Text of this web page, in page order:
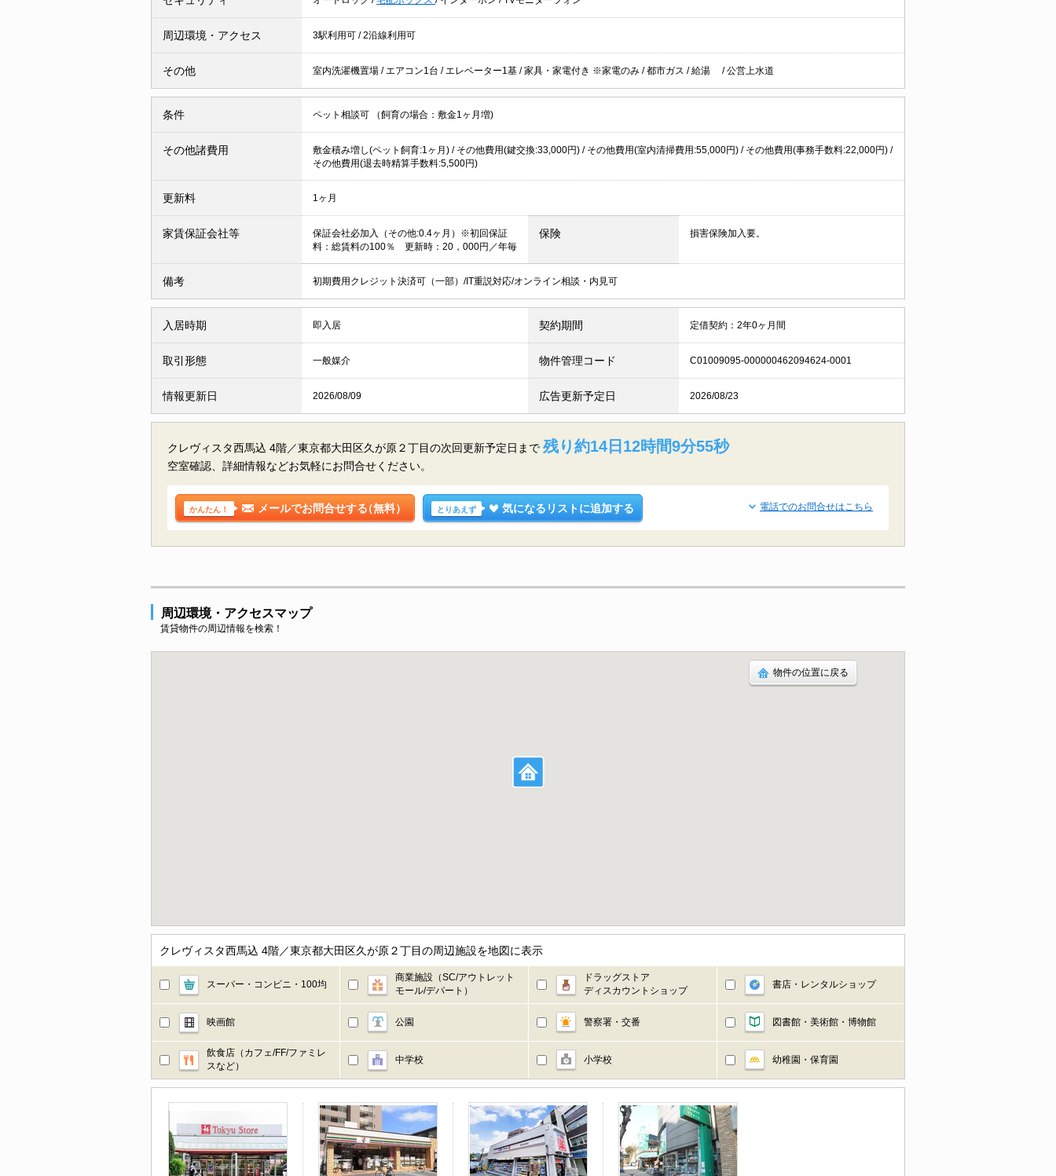
周辺環境・アクセス 3駅利用可 /2沿線利用可
その他 室内洗濯機置場 / エアコン1台 / エレベーター1基 /家具・家電付き ※家電のみ /都市ガス /給湯 /公営上水道
条件 ペット相談可 （飼育の場合：敷金1ヶ月増)
その他諸費用
敷金積み増し(ペット飼育:1ヶ月) / その他費用(鍵交換:33,000円) / その他費用(室内清掃費用:55,000円) / その他費用(事務手数料:22,000円) /
その他費用(退去時精算手数料:5,500円)
更新料 1ヶ月
家賃保証会社等
保証会社必加入（その他:0.4ヶ月）※初回保証
料：総賃料の100％ 更新時：20，000円／年毎
保険 損害保険加入要。
備考 初期費用クレジット決済可（一部）/IT重説対応/オンライン相談・内見可
入居時期 即入居 契約期間 定借契約：2年0ヶ月間
取引形態 一般媒介 物件管理コード C01009095-000000462094624-0001
情報更新日 2026/08/09 広告更新予定日 2026/08/23
クレヴィスタ西馬込 4階／東京都大田区久が原２丁目の次回更新予定日まで 残り約14日12時間9分54秒
空室確認、詳細情報などお気軽にお問合せください。
かんたん！ メールでお問合せする（無料） とりあえず 気になるリストに追加する 電話でのお問合せはこちら
周辺環境・アクセスマップ
賃貸物件の周辺情報を検索！
物件の位置に戻る
クレヴィスタ西馬込 4階／東京都大田区久が原２丁目の周辺施設を地図に表示
スーパー・コンビニ・100均
商業施設（SC/アウトレット
モール/デパート）
ドラッグストア
ディスカウントショップ
書店・レンタルショップ
映画館 公園 警察署・交番 図書館・美術館・博物館
飲食店（カフェ/FF/ファミレ
スなど）
中学校 小学校 幼稚園・保育園